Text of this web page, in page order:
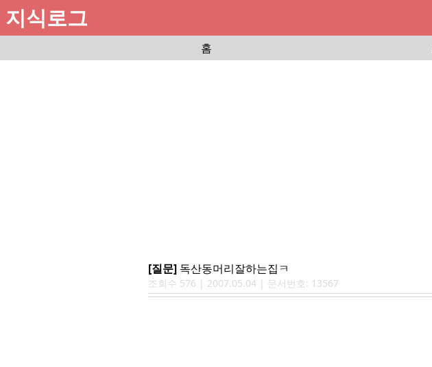
지식로그
홈
[질문] 독산동머리잘하는집ㅋ
조회수 576 | 2007.05.04 | 문서번호: 13567